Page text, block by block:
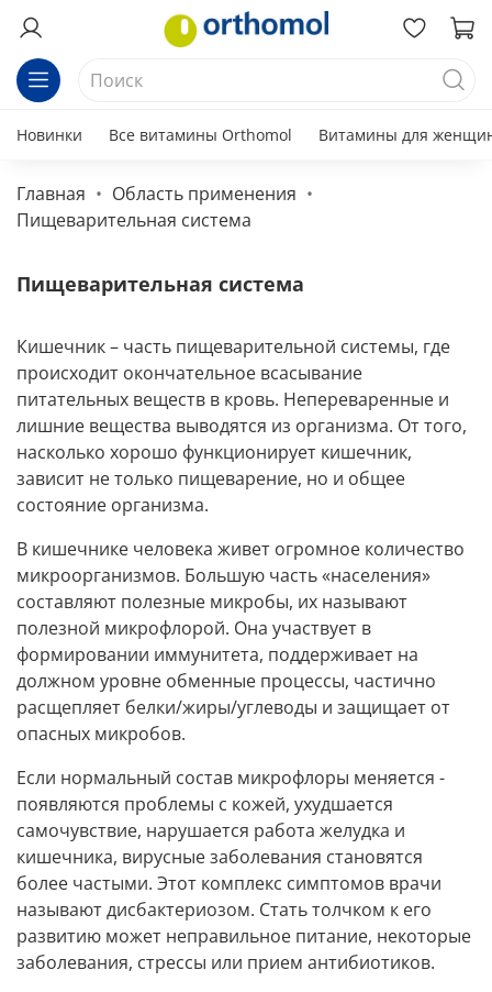
Новинки Все витамины Orthomol Витамины для
Главная
Область применения
Пищеварительная система
Пищеварительная система
Кишечник – часть пищеварительной системы, где
происходит окончательное всасывание
питательных веществ в кровь. Непереваренные и
лишние вещества выводятся из организма. От того,
насколько хорошо функционирует кишечник,
зависит не только пищеварение, но и общее
состояние организма.
В кишечнике человека живет огромное количество
микроорганизмов. Большую часть «населения»
составляют полезные микробы, их называют
полезной микрофлорой. Она участвует в
формировании иммунитета, поддерживает на
должном уровне обменные процессы, частично
расщепляет белки/жиры/углеводы и защищает от
опасных микробов.
Если нормальный состав микрофлоры меняется -
появляются проблемы с кожей, ухудшается
самочувствие, нарушается работа желудка и
кишечника, вирусные заболевания становятся
более частыми. Этот комплекс симптомов врачи
называют дисбактериозом. Стать толчком к его
развитию может неправильное питание, некоторые
заболевания, стрессы или прием антибиотиков.